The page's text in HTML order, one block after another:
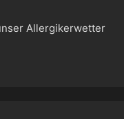
Allergikerwetter